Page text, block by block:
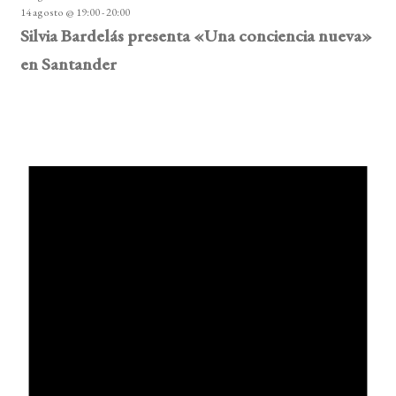
14 agosto @ 19:00-20:00
Silvia Bardelás presenta «Una conciencia nueva»
en Santander